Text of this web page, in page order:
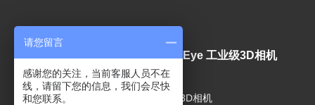
工业相机
Mech-Eye 工业级3D相机
工业级3D相机
请您留言
感谢您的关注，当前客服人员不在
线，请留下您的信息，我们会尽快
和您联系。